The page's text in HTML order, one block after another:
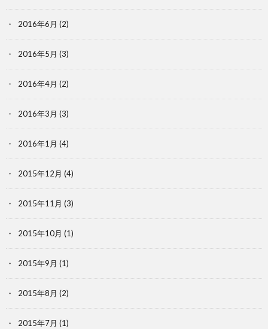
2016年6月 (2)
2016年5月 (3)
2016年4月 (2)
2016年3月 (3)
2016年1月 (4)
2015年12月 (4)
2015年11月 (3)
2015年10月 (1)
2015年9月 (1)
2015年8月 (2)
2015年7月 (1)